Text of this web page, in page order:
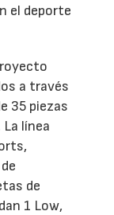
el deporte
a través
35 piezas
línea
de
1 Low,